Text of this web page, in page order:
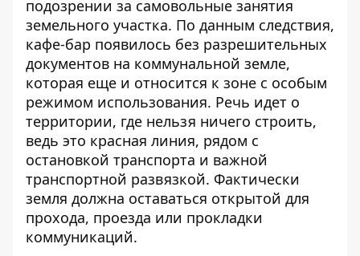
подозрении за самовольные занятия
земельного участка. По данным следствия,
кафе-бар появилось без разрешительных
документов на коммунальной земле,
которая еще и относится к зоне с особым
режимом использования. Речь идет о
территории, где нельзя ничего строить,
ведь это красная линия, рядом с
остановкой транспорта и важной
транспортной развязкой. Фактически
земля должна оставаться открытой для
прохода, проезда или прокладки
коммуникаций.